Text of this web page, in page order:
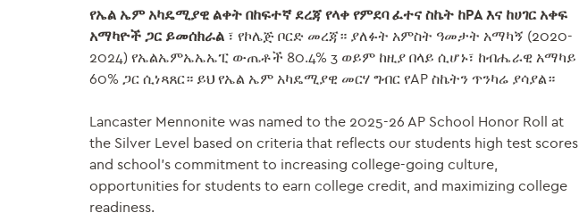
የኤል ኤም አካዴሚያዊ ልቀት በከፍተኛ ደረጃ የላቀ የምደባ ፈተና ስኬት ከPA እና ከሀገር አቀፍ
አማካዮች ጋር ይመሰክራል ፣ የኮሌጅ ቦርድ መረጃ። ያለፉት አምስት ዓመታት አማካኝ (2020-
2024) የኤልኤምኤኤኤፒ ውጤቶች 80.4% 3 ወይም ከዚያ በላይ ሲሆኑ፣ ከብሔራዊ አማካይ
60% ጋር ሲነጻጸር። ይህ የኤል ኤም አካዴሚያዊ መርሃ ግብር የAP ስኬትን ጥንካሬ ያሳያል።
Lancaster Mennonite was named to the 2025-26 AP School Honor Roll at
the Silver Level based on criteria that reflects our students high test scores
and school’s commitment to increasing college-going culture,
opportunities for students to earn college credit, and maximizing college
readiness.